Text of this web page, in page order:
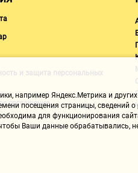
БЕРУ и сомневаюсь что вернусь
мне объявлялось, что доставка
в этот день, то ли маркетинг
и защита персональных
соглашение
например Яндекс.Метрика и
посещения страницы, сведений о
для функционирования
Ваши данные обрабатывались,